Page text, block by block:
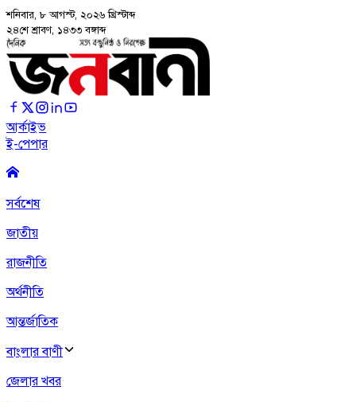
শনিবার, ৮ আগস্ট, ২০২৬ খ্রিস্টাব্দ
২৪শে শ্রাবণ, ১৪৩৩ বঙ্গাব্দ
আর্কাইভ
ই-পেপার
সর্বশেষ
জাতীয়
রাজনীতি
অর্থনীতি
আন্তর্জাতিক
বাংলার বাণী
জেলার খবর